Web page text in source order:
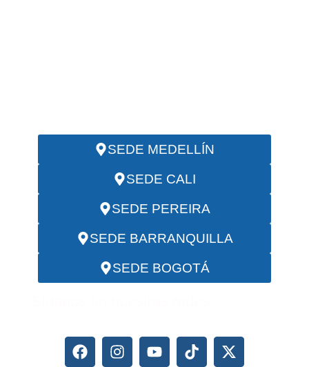
SEDE MEDELLÍN
SEDE CALI
SEDE PEREIRA
SEDE BARRANQUILLA
SEDE BOGOTÁ